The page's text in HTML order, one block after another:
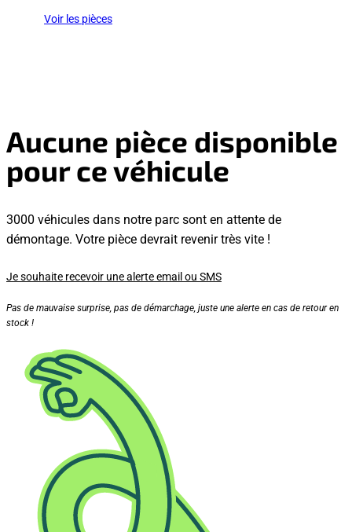
Voir les pièces
Aucune pièce disponible
pour ce véhicule
3000 véhicules dans notre parc sont en attente de
démontage. Votre pièce devrait revenir très vite !
Je souhaite recevoir une alerte email ou SMS
Pas de mauvaise surprise, pas de démarchage, juste une alerte en cas de retour en
stock !